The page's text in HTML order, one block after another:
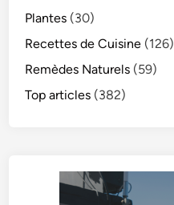
Plantes (30)
Recettes de Cuisine (126)
Remèdes Naturels (59)
Top articles (382)